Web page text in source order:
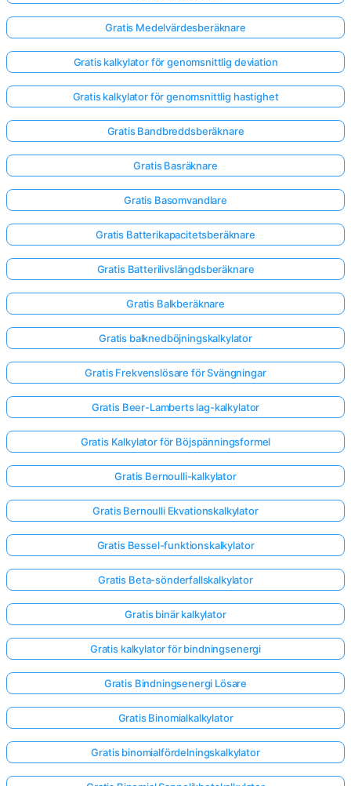
Gratis Medelvärdesberäknare
Gratis kalkylator för genomsnittlig deviation
Gratis kalkylator för genomsnittlig hastighet
Gratis Bandbreddsberäknare
Gratis Basräknare
Gratis Basomvandlare
Gratis Batterikapacitetsberäknare
Gratis Batterilivslängdsberäknare
Gratis Balkberäknare
Gratis balknedböjningskalkylator
Gratis Frekvenslösare för Svängningar
Gratis Beer-Lamberts lag-kalkylator
Gratis Kalkylator för Böjspänningsformel
Gratis Bernoulli-kalkylator
Gratis Bernoulli Ekvationskalkylator
Gratis Bessel-funktionskalkylator
Gratis Beta-sönderfallskalkylator
Gratis binär kalkylator
Gratis kalkylator för bindningsenergi
Gratis Bindningsenergi Lösare
Gratis Binomialkalkylator
Gratis binomialfördelningskalkylator